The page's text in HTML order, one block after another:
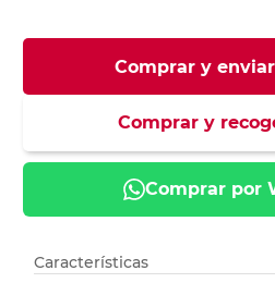
Comprar y
Comprar y
Comprar por
Características